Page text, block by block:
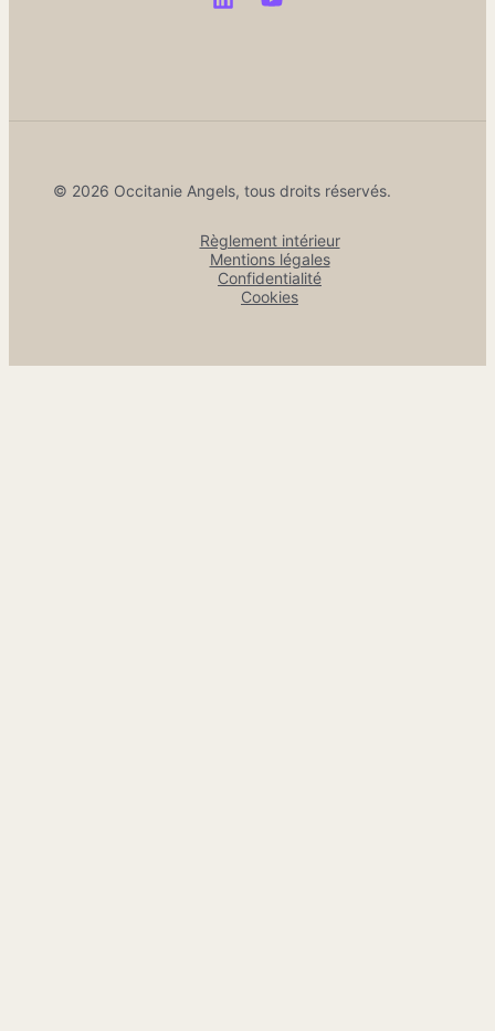
© 2026 Occitanie Angels, tous droits réservés.
Règlement intérieur
Mentions légales
Confidentialité
Cookies